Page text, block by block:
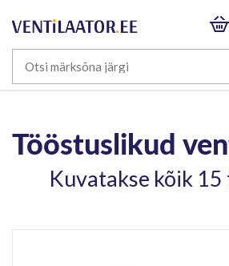
Tööstuslikud
Kuvatakse kõik